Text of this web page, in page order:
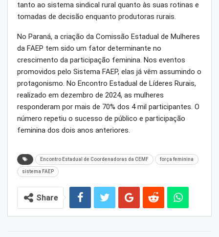
tanto ao sistema sindical rural quanto às suas rotinas e
tomadas de decisão enquanto produtoras rurais.
No Paraná, a criação da Comissão Estadual de Mulheres
da FAEP tem sido um fator determinante no
crescimento da participação feminina. Nos eventos
promovidos pelo Sistema FAEP, elas já vêm assumindo o
protagonismo. No Encontro Estadual de Líderes Rurais,
realizado em dezembro de 2024, as mulheres
responderam por mais de 70% dos 4 mil participantes. O
número repetiu o sucesso de público e participação
feminina dos dois anos anteriores.
Encontro Estadual de Coordenadoras da CEMF força feminina
sistema FAEP
Share